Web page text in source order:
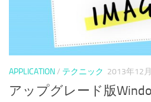
APPLICATION/ テクニック 2013年12
アップグレード版